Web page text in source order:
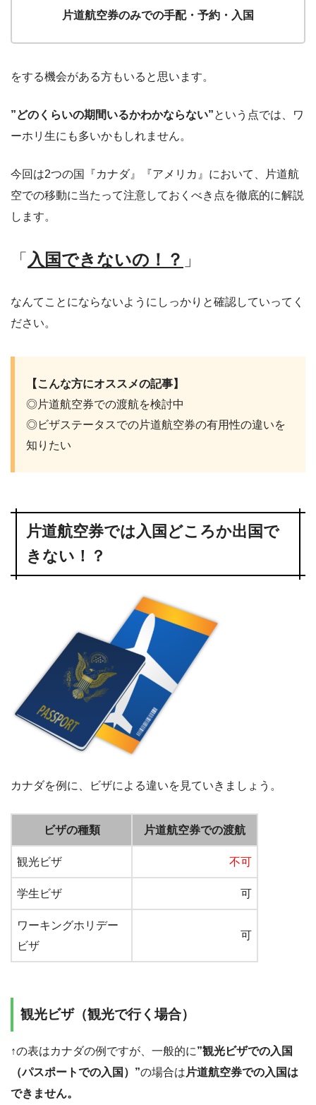
片道航空券のみでの手配・予約・入国
をする機会がある方もいると思います。
”どのくらいの期間いるかわかならない”という点では、ワ
ーホリ生にも多いかもしれません。
今回は2つの国『カナダ』『アメリカ』において、片道航
空での移動に当たって注意しておくべき点を徹底的に解説
します。
「入国できないの！？ 」
なんてことにならないようにしっかりと確認していってく
ださい。
【こんな方にオススメの記事】
◎片道航空券での渡航を検討中
◎ビザステータスでの片道航空券の有用性の違いを
知りたい
片道航空券では入国どころか出国で
きない！？
カナダを例に、ビザによる違いを見ていきましょう。
ビザの種類 片道航空券での渡航
観光ビザ 不可
学生ビザ 可
ワーキングホリデー
ビザ
可
観光ビザ（観光で行く場合）
↑の表はカナダの例ですが、一般的に”観光ビザでの入国
（パスポートでの入国）”の場合は 片道航空券での入国は
できません。